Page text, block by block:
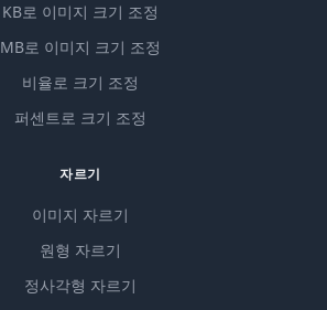
KB로 이미지 크기 조정
MB로 이미지 크기 조정
비율로 크기 조정
퍼센트로 크기 조정
자르기
이미지 자르기
원형 자르기
정사각형 자르기